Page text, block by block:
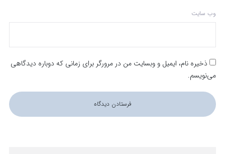
وب‌ سایت
ذخیره نام، ایمیل و وبسایت من در مرورگر برای زمانی که دوباره دیدگاهی
می‌نویسم.